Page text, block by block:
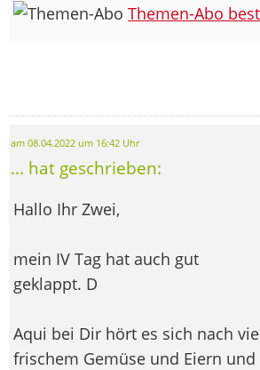
Themen-Abo
am 08.04.2022 um 16:42 Uhr
... hat geschrieben:
Hallo Ihr Zwei,
mein IV Tag hat auch gut
geklappt. D
Aqui bei Dir hört es sich nach
frischem Gemüse und Eiern und